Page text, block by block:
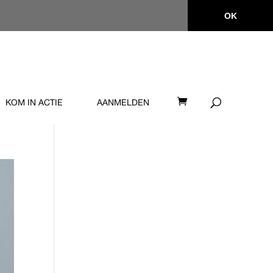
OK
KOM IN ACTIE AANMELDEN